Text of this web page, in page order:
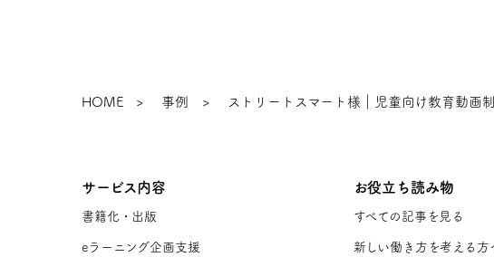
HOME 事例 ストリートスマート様｜児童向け教育動画
サービス内容
書籍化・出版
eラーニング企画支援
お役立ち読み物
すべての記事を見る
新しい働き方を考える方